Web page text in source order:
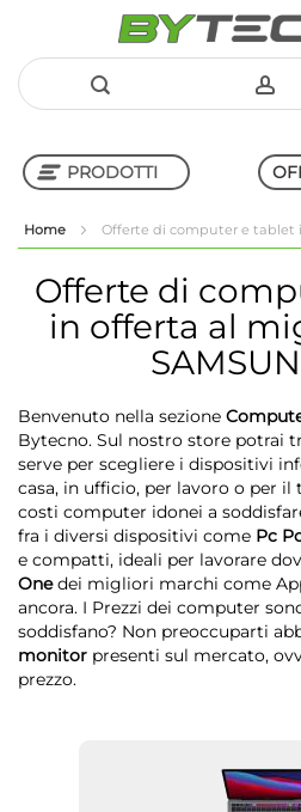
al
PRODOTTI
Shop in Shop
Home Offerte di computer e tablet
Offerte di
in offerta al
Benvenuto nella sezione
Bytecno. Sul nostro store potrai
serve per scegliere i dispositivi
casa, in ufficio, per lavoro o per
costi computer idonei a
fra i diversi dispositivi come Pc
e compatti, ideali per lavorare
Onedei migliori marchi come
ancora. I Prezzi dei computer
soddisfano? Non preoccuparti
monitor presenti sul mercato,
prezzo.